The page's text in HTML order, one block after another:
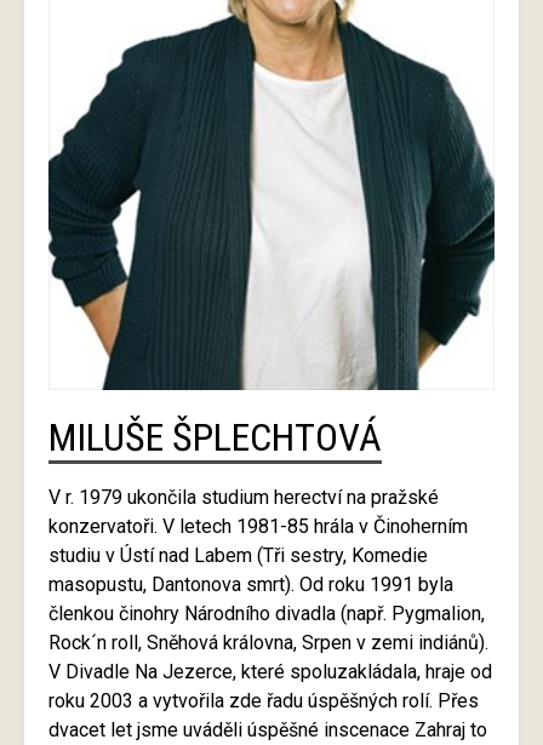
MILUŠE ŠPLECHTOVÁ
V r. 1979 ukončila studium herectví na pražské
konzervatoři. V letech 1981-85 hrála v Činoherním
studiu v Ústí nad Labem (Tři sestry, Komedie
masopustu, Dantonova smrt). Od roku 1991 byla
členkou činohry Národního divadla (např. Pygmalion,
Rock´n roll, Sněhová královna, Srpen v zemi indiánů).
V Divadle Na Jezerce, které spoluzakládala, hraje od
roku 2003 a vytvořila zde řadu úspěšných rolí. Přes
dvacet let jsme uváděli úspěšné inscenace Zahraj to